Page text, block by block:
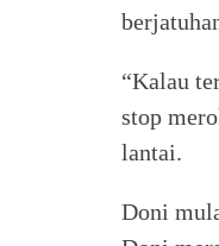
“Kalau
stop
lantai.
Doni